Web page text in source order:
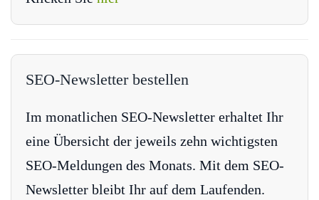
SEO-Newsletter bestellen
Im monatlichen SEO-Newsletter erhaltet Ihr
eine Übersicht der jeweils zehn wichtigsten
SEO-Meldungen des Monats. Mit dem SEO-
Newsletter bleibt Ihr auf dem Laufenden.